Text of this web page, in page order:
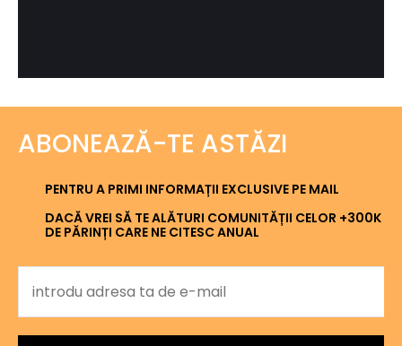
ABONEAZĂ-TE ASTĂZI
PENTRU A PRIMI INFORMAȚII EXCLUSIVE PE MAIL
DACĂ VREI SĂ TE ALĂTURI COMUNITĂȚII CELOR +300K
DE PĂRINȚI CARE NE CITESC ANUAL